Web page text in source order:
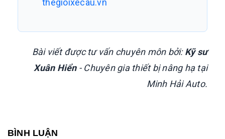
thegioixecau.vn
Bài viết được tư vấn chuyên môn bởi:Kỹ sư
Xuân Hiển- Chuyên gia thiết bị nâng hạ tại
Minh Hải Auto.
BÌNH LUẬN